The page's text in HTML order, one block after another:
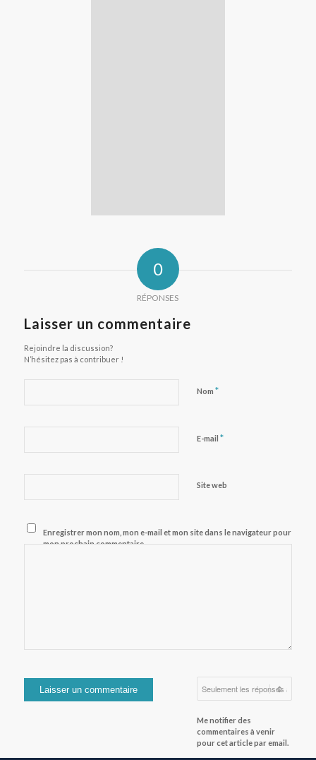
0
RÉPONSES
Laisser un commentaire
Rejoindre la discussion?
N’hésitez pas à contribuer !
Nom *
E-mail *
Site web
Enregistrer mon nom, mon e-mail et mon site dans le navigateur pour
mon prochain commentaire.
Me notifier des
commentaires à venir
pour cet article par email.